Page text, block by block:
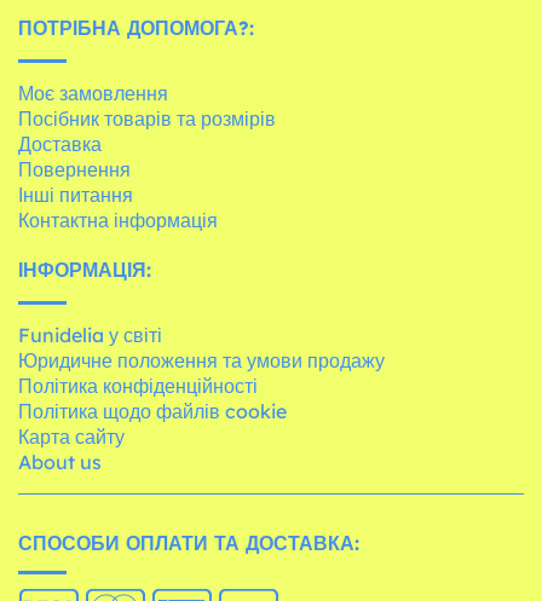
ПОТРІБНА ДОПОМОГА?:
Моє замовлення
Посібник товарів та розмірів
Доставка
Повернення
Інші питання
Контактна інформація
ІНФОРМАЦІЯ:
Funidelia у світі
Юридичне положення та умови продажу
Політика конфіденційності
Політика щодо файлів cookie
Карта сайту
About us
СПОСОБИ ОПЛАТИ ТА ДОСТАВКА: